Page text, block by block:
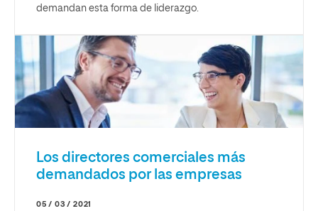
demandan esta forma de liderazgo.
Los directores comerciales más
demandados por las empresas
05 / 03 / 2021